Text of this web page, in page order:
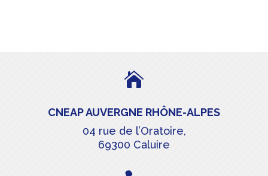

CNEAP AUVERGNE RHÔNE-ALPES
04 rue de l’Oratoire,
69300 Caluire